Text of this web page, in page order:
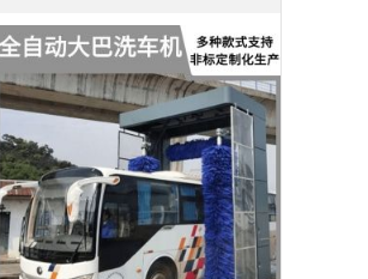
潔凈方案[隆茂鑫晟]